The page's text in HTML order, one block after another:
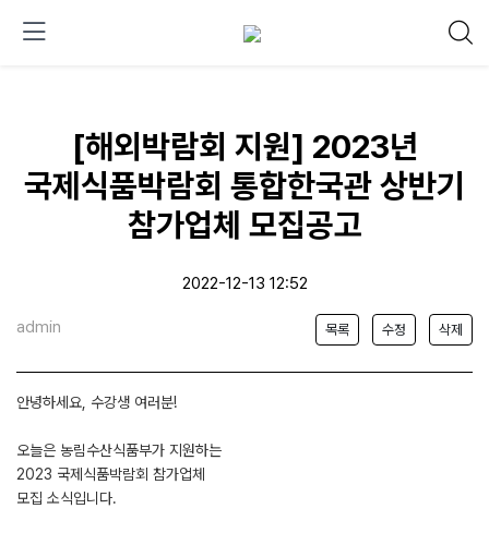
[해외박람회 지원] 2023년
국제식품박람회 통합한국관 상반기
참가업체 모집공고
2022-12-13 12:52
admin 목록 수정 삭제
안녕하세요, 수강생 여러분!
오늘은 농림수산식품부가 지원하는
2023 국제식품박람회 참가업체
모집 소식입니다.